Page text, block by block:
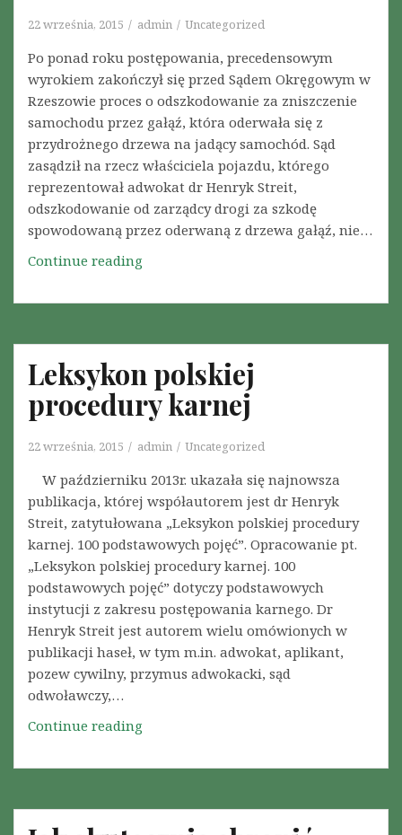
d
o
k
a
t
p
r
z
e
d
r
p
e
j
s
i
m
T
r
y
b
u
n
a
ł
e
22 września, 2015 admin Uncategorized
Po ponad roku postępowania, precedensowym
wyrokiem zakończył się przed Sądem Okręgowym w
Rzeszowie proces o odszkodowanie za zniszczenie
samochodu przez gałąź, która oderwała się z
przydrożnego drzewa na jadący samochód. Sąd
zasądził na rzecz właściciela pojazdu, którego
reprezentował adwokat dr Henryk Streit,
odszkodowanie od zarządcy drogi za szkodę
spowodowaną przez oderwaną z drzewa gałąź, nie…
Continue reading
s
k
o
d
o
a
n
e
o
d
Z
a
r
z
ą
Leksykon polskiej
procedury karnej
22 września, 2015 admin Uncategorized
W październiku 2013r. ukazała się najnowsza
publikacja, której współautorem jest dr Henryk
Streit, zatytułowana „Leksykon polskiej procedury
karnej. 100 podstawowych pojęć”. Opracowanie pt.
„Leksykon polskiej procedury karnej. 100
podstawowych pojęć” dotyczy podstawowych
instytucji z zakresu postępowania karnego. Dr
Henryk Streit jest autorem wielu omówionych w
publikacji haseł, w tym m.in. adwokat, aplikant,
pozew cywilny, przymus adwokacki, sąd
odwoławczy,…
Continue reading
k
y